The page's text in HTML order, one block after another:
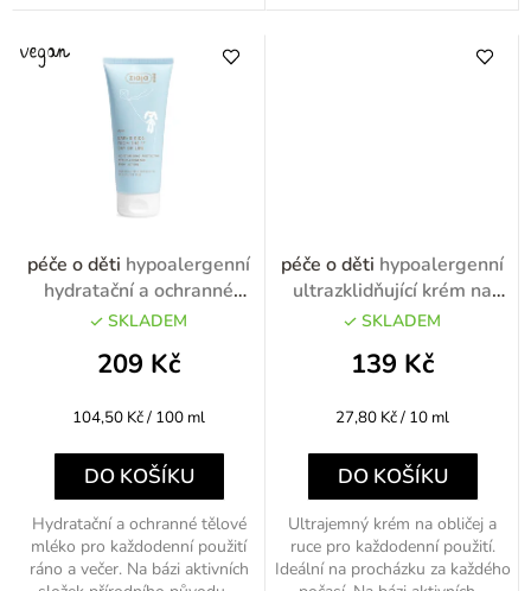
péče o děti hypoalergenní
hydratační a ochranné
tělové mléko 200ml
SKLADEM
209 Kč
Měrná
104,50 Kč / 100 ml
DO KOŠÍKU
Hydratační a ochranné tělové
mléko pro každodenní použití
ráno a večer. Na bázi aktivních
péče o děti hypoalergenní
ultrazklidňující krém na
obličej a ruce do každého
SKLADEM
139 Kč
Měrná
27,80 Kč / 10 ml
DO KOŠÍKU
Ultrajemný krém na obličej a
ruce pro každodenní použití.
Ideální na procházku za každého